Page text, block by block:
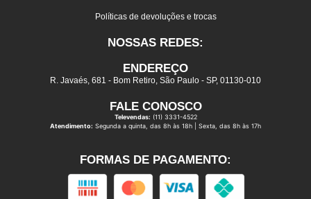
Políticas de devoluções e trocas
NOSSAS REDES:
ENDEREÇO
R. Javaés, 681 - Bom Retiro, São Paulo - SP, 01130-010
FALE CONOSCO
Televendas: (11) 3331-4522
Atendimento: Segunda a quinta, das 8h às 18h | Sexta, das 8h às 17h
FORMAS DE PAGAMENTO: